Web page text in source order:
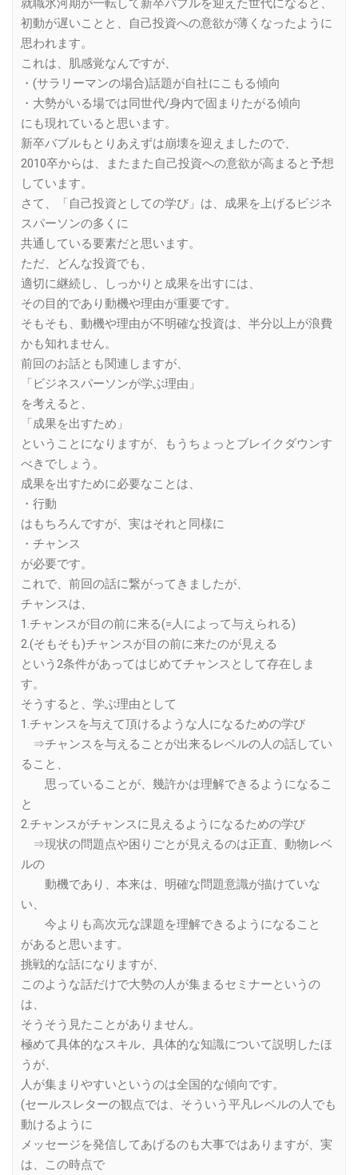
就職氷河期が一転して新卒バブルを迎えた世代になると、
初動が遅いことと、自己投資への意欲が薄くなったように
思われます。
これは、肌感覚なんですが、
・(サラリーマンの場合)話題が自社にこもる傾向
・大勢がいる場では同世代/身内で固まりたがる傾向
にも現れていると思います。
新卒バブルもとりあえずは崩壊を迎えましたので、
2010卒からは、またまた自己投資への意欲が高まると予想
しています。
さて、「自己投資としての学び」は、成果を上げるビジネ
スパーソンの多くに
共通している要素だと思います。
ただ、どんな投資でも、
適切に継続し、しっかりと成果を出すには、
その目的であり動機や理由が重要です。
そもそも、動機や理由が不明確な投資は、半分以上が浪費
かも知れません。
前回のお話とも関連しますが、
「ビジネスパーソンが学ぶ理由」
を考えると、
「成果を出すため」
ということになりますが、もうちょっとブレイクダウンす
べきでしょう。
成果を出すために必要なことは、
・行動
はもちろんですが、実はそれと同様に
・チャンス
が必要です。
これで、前回の話に繋がってきましたが、
チャンスは、
1.チャンスが目の前に来る(=人によって与えられる)
2.(そもそも)チャンスが目の前に来たのが見える
という2条件があってはじめてチャンスとして存在しま
す。
そうすると、学ぶ理由として
1.チャンスを与えて頂けるような人になるための学び
⇒チャンスを与えることが出来るレベルの人の話してい
ること、
思っていることが、幾許かは理解できるようになるこ
と
2.チャンスがチャンスに見えるようになるための学び
⇒現状の問題点や困りごとが見えるのは正直、動物レベ
ルの
動機であり、本来は、明確な問題意識が描けていな
い、
今よりも高次元な課題を理解できるようになること
があると思います。
挑戦的な話になりますが、
このような話だけで大勢の人が集まるセミナーというの
は、
そうそう見たことがありません。
極めて具体的なスキル、具体的な知識について説明したほ
うが、
人が集まりやすいというのは全国的な傾向です。
(セールスレターの観点では、そういう平凡レベルの人でも
動けるように
メッセージを発信してあげるのも大事ではありますが、実
は、この時点で